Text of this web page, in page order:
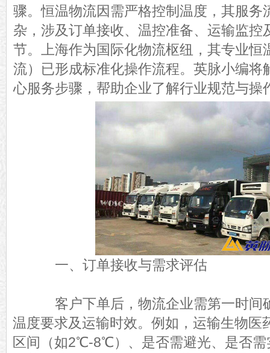
骤。恒温物流因需严格控制温度，其服务
杂，涉及订单接收、温控准备、运输监控
节。上海作为国际化物流枢纽，其专业恒
流）已形成标准化操作流程。英脉小编将
心服务步骤，帮助企业了解行业规范与操
一、订单接收与需求评估
客户下单后，物流企业需第一时间
温度要求及运输时效。例如，运输生物医
区间（如2℃-8℃）、是否需避光、是否需